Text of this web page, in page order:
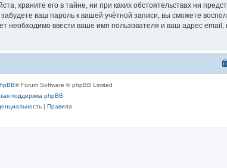
храните его в тайне, ни при каких обстоятельствах ни
ваш пароль к вашей учётной записи, вы сможете
ввести ваше имя пользователя и ваш адрес email,
® Forum Software © phpBB Limited
поддержка phpBB
| Правила